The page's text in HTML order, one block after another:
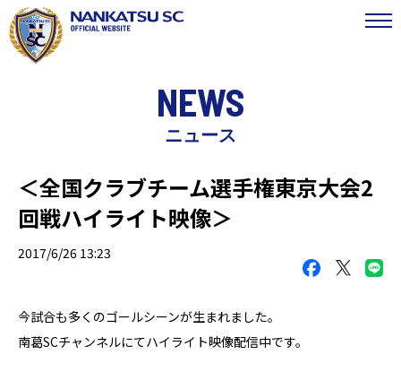
NEWS
ニュース
＜全国クラブチーム選手権東京大会2
回戦ハイライト映像＞
2017/6/26 13:23
今試合も多くのゴールシーンが生まれました。
南葛SCチャンネルにてハイライト映像配信中です。